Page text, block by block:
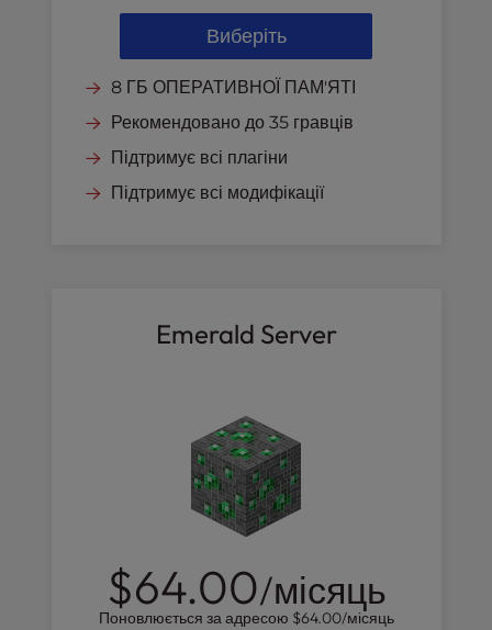
Виберіть
8 ГБ ОПЕРАТИВНОЇ ПАМ'ЯТІ
Рекомендовано до 35 гравців
Підтримує всі плагіни
Підтримує всі модифікації
Emerald Server
$64.00/місяць
Поновлюється за адресою $64.00/місяць